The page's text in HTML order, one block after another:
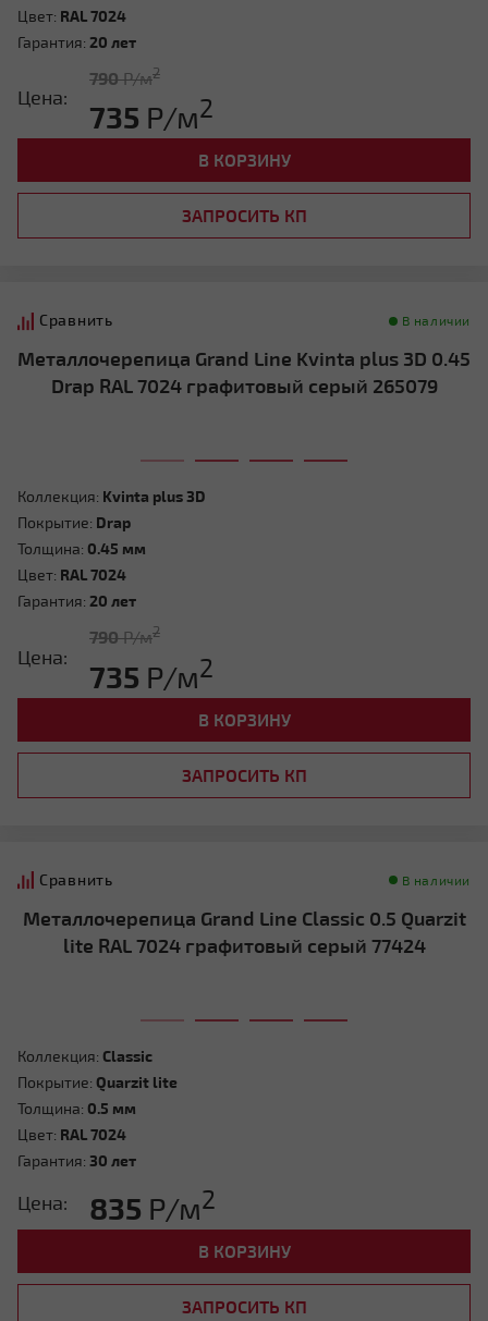
Цвет: RAL 7024
Гарантия: 20 лет
Цена:
790Р/м2
735 Р/м2
В КОРЗИНУ
ЗАПРОСИТЬ КП
Сравнить В наличии
Металлочерепица Grand Line Kvinta plus 3D 0.45
Drap RAL 7024 графитовый серый 265079
Коллекция: Kvinta plus 3D
Покрытие: Drap
Толщина: 0.45 мм
Цвет: RAL 7024
Гарантия: 20 лет
Цена:
790Р/м2
735 Р/м2
В КОРЗИНУ
ЗАПРОСИТЬ КП
Сравнить В наличии
Металлочерепица Grand Line Classic 0.5 Quarzit
lite RAL 7024 графитовый серый 77424
Коллекция: Classic
Покрытие: Quarzit lite
Толщина: 0.5 мм
Цвет: RAL 7024
Гарантия: 30 лет
Цена: 835 Р/м2
В КОРЗИНУ
ЗАПРОСИТЬ КП